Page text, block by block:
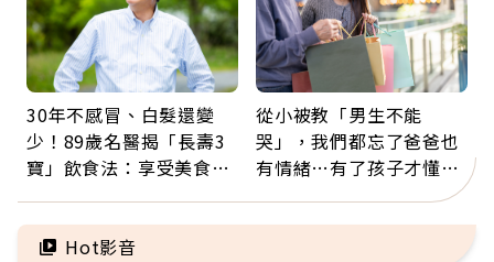
30年不感冒、白髮還變
少！89歲名醫揭「長壽3
寶」飲食法：享受美食不
從小被教「男生不能
哭」，我們都忘了爸爸也
有情緒…有了孩子才懂：
父親節最珍貴禮物是一句
久違的關心
Hot影音